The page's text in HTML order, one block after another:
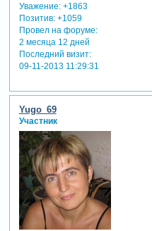
Уважение: +1863
Позитив: +1059
Провел на форуме:
2 месяца 12 дней
Последний визит:
09-11-2013 11:29:31
Yugo_69
Участник